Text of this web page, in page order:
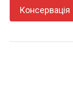
Консервація